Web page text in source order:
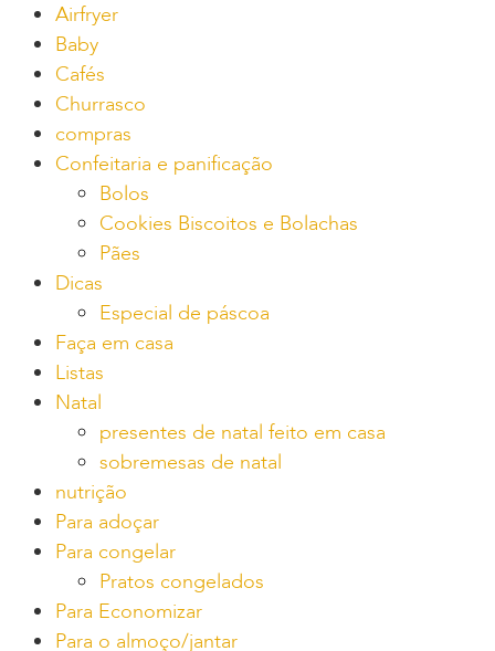
Airfryer
Baby
Cafés
Churrasco
compras
Confeitaria e panificação
Bolos
Cookies Biscoitos e Bolachas
Pães
Dicas
Especial de páscoa
Faça em casa
Listas
Natal
presentes de natal feito em casa
sobremesas de natal
nutrição
Para adoçar
Para congelar
Pratos congelados
Para Economizar
Para o almoço/jantar